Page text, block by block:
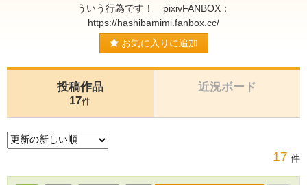
ういう行為です！ pixivFANBOX：
https://hashibamimi.fanbox.cc/
お気に入りに追加
投稿作品
17件
近況ボード
17 件